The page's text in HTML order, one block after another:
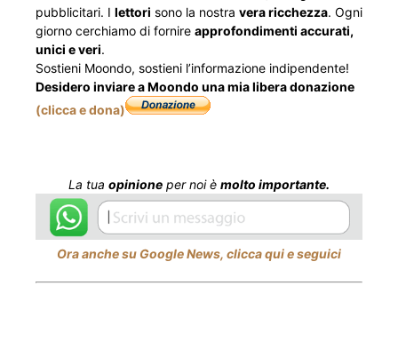
pubblicitari. I lettori sono la nostra vera ricchezza. Ogni
giorno cerchiamo di fornire approfondimenti accurati,
unici e veri.
Sostieni Moondo, sostieni l’informazione indipendente!
Desidero inviare a Moondo una mia libera donazione
(clicca e dona)
La tua opinione per noi è molto importante.
Ora anche su Google News, clicca qui e seguici